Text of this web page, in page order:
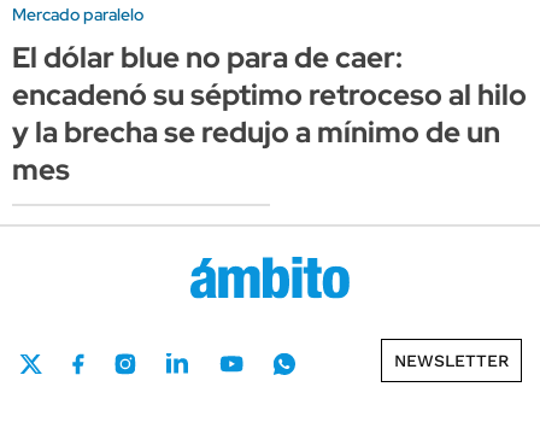
Mercado paralelo
El dólar blue no para de caer:
encadenó su séptimo retroceso al hilo
y la brecha se redujo a mínimo de un
mes
NEWSLETTER